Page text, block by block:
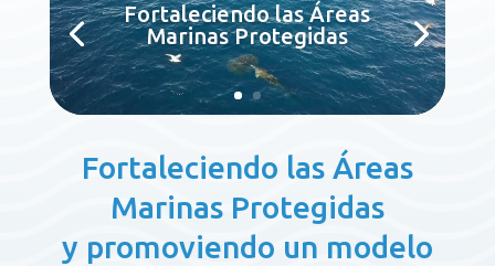
Fortaleciendo las Áreas
Marinas Protegidas
vídeo
Fortaleciendo las Áreas
Marinas Protegidas
y promoviendo un modelo